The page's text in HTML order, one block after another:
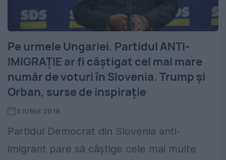
Pe urmele Ungariei. Partidul ANTI-
IMIGRAŢIE ar fi câștigat cel mai mare
număr de voturi în Slovenia. Trump şi
Orban, surse de inspiraţie
3 IUNIE 2018
Partidul Democrat din Slovenia anti-
imigrant pare să câștige cele mai multe